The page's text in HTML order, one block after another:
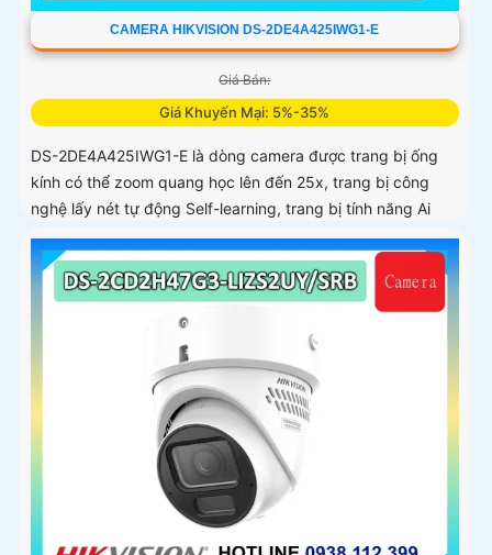
CAMERA HIKVISION DS-2DE4A425IWG1-E
Giá Bán:
Giá Khuyến Mại: 5%-35%
DS-2DE4A425IWG1-E là dòng camera được trang bị ống
kính có thể zoom quang học lên đến 25x, trang bị công
nghệ lấy nét tự động Self-learning, trang bị tính năng Ai
nhận diện chính xác tích hợp AcuSearch khi kết hợp chung
với đầu ghi hình, nhìn ban đêm bằng hồng ngoại 50m